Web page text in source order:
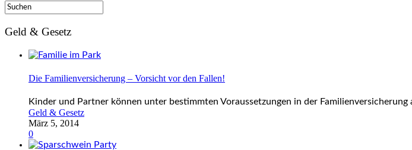
Geld & Gesetz
Die Familienversicherung – Vorsicht vor den Fallen!
Kinder und Partner können unter bestimmten Voraussetzungen in der
Geld & Gesetz
März 5, 2014
0